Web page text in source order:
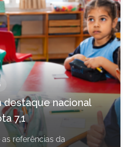
destaque nacional
7,1
referências da